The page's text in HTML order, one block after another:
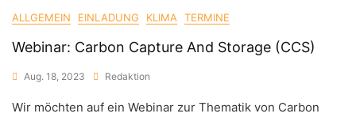
ALLGEMEIN EINLADUNG KLIMA TERMINE
Webinar: Carbon Capture And Storage (CCS)
Aug. 18, 2023 Redaktion
Wir möchten auf ein Webinar zur Thematik von Carbon